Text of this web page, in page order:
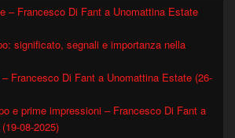
– Francesco Di Fant a Unomattina Estate
significato, segnali e importanza nella
Francesco Di Fant a Unomattina Estate (26-
e prime impressioni – Francesco Di Fant a
08-2025)